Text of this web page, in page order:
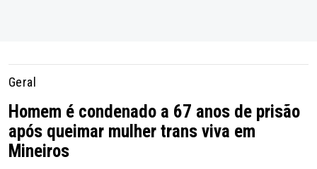
Geral
Homem é condenado a 67 anos de prisão
após queimar mulher trans viva em
Mineiros